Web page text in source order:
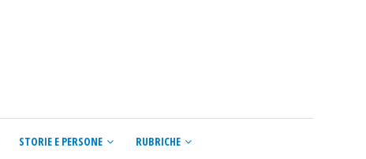
STORIE E PERSONE RUBRICHE